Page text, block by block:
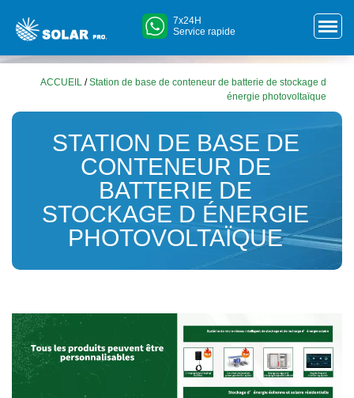
7x24H
Service rapide
ACCUEIL /Station de base de conteneur de batterie de stockage d
énergie photovoltaïque
STATION DE BASE DE
CONTENEUR DE
BATTERIE DE
STOCKAGE D ÉNERGIE
PHOTOVOLTAÏQUE